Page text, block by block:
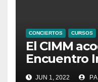
CONCIERTOS CURSOS
El CIMM
Encuentro
Ministriles
JUN 1, 2022